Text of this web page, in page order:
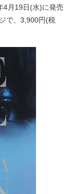
4月19日(水)に発売
で、3,900円(税